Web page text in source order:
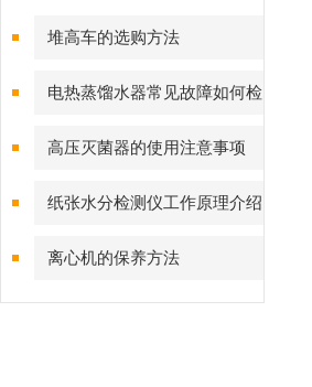
堆高车的选购方法
电热蒸馏水器常见故障如何检
修
高压灭菌器的使用注意事项
纸张水分检测仪工作原理介绍
离心机的保养方法